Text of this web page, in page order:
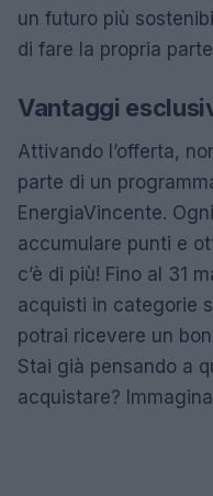
un futuro più
di fare la propria
Vantaggi
Attivando l’offerta,
parte di un
EnergiaVincente.
accumulare punti e
c’è di più! Fino al 31
acquisti in categorie
potrai ricevere un
Stai già pensando a
acquistare?